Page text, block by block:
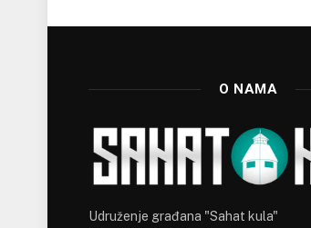
O NAMA
Udruženje građana "Sahat kula"